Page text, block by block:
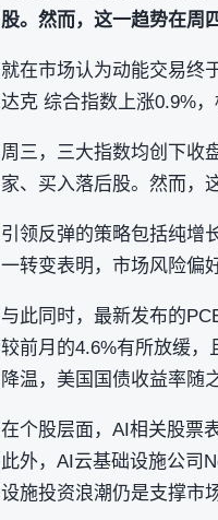
股。然而，这一趋势在周
就在市场认为动能交易终
达克 综合指数上涨0.9%
周三，三大指数均创下收
家、买入落后股。然而，
引领反弹的策略包括纯增
一转变表明，市场风险偏
与此同时，最新发布的
较前月的4.6%有所放缓，
降温，美国国债收益率随
在个股层面，AI相关股票
此外，AI云基础设施公司
设施投资浪潮仍是支撑市